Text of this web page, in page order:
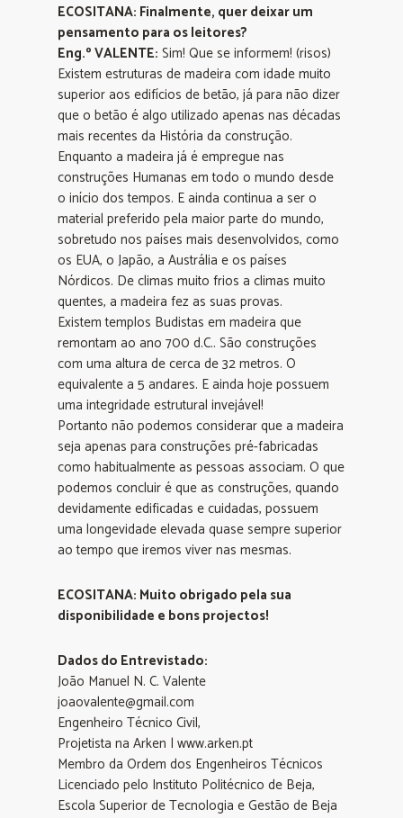
ECOSITANA: Finalmente, quer deixar um
pensamento para os leitores?
Eng.º VALENTE: Sim! Que se informem! (risos)
Existem estruturas de madeira com idade muito
superior aos edifícios de betão, já para não dizer
que o betão é algo utilizado apenas nas décadas
mais recentes da História da construção.
Enquanto a madeira já é empregue nas
construções Humanas em todo o mundo desde
o início dos tempos. E ainda continua a ser o
material preferido pela maior parte do mundo,
sobretudo nos países mais desenvolvidos, como
os EUA, o Japão, a Austrália e os países
Nórdicos. De climas muito frios a climas muito
quentes, a madeira fez as suas provas.
Existem templos Budistas em madeira que
remontam ao ano 700 d.C.. São construções
com uma altura de cerca de 32 metros. O
equivalente a 5 andares. E ainda hoje possuem
uma integridade estrutural invejável!
Portanto não podemos considerar que a madeira
seja apenas para construções pré-fabricadas
como habitualmente as pessoas associam. O que
podemos concluir é que as construções, quando
devidamente edificadas e cuidadas, possuem
uma longevidade elevada quase sempre superior
ao tempo que iremos viver nas mesmas.
ECOSITANA: Muito obrigado pela sua
disponibilidade e bons projectos!
Dados do Entrevistado:
João Manuel N. C. Valente
joaovalente@gmail.com
Engenheiro Técnico Civil,
Projetista na Arken | www.arken.pt
Membro da Ordem dos Engenheiros Técnicos
Licenciado pelo Instituto Politécnico de Beja,
Escola Superior de Tecnologia e Gestão de Beja